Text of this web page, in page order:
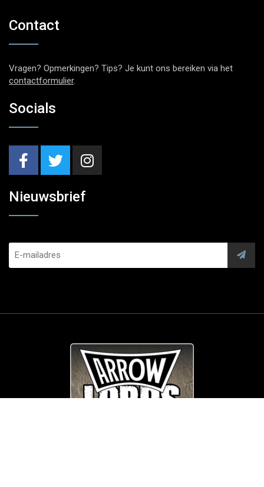
Contact
Vragen? Opmerkingen? Tips? Je kunt ons bereiken via het
contactformulier.
Socials
Nieuwsbrief